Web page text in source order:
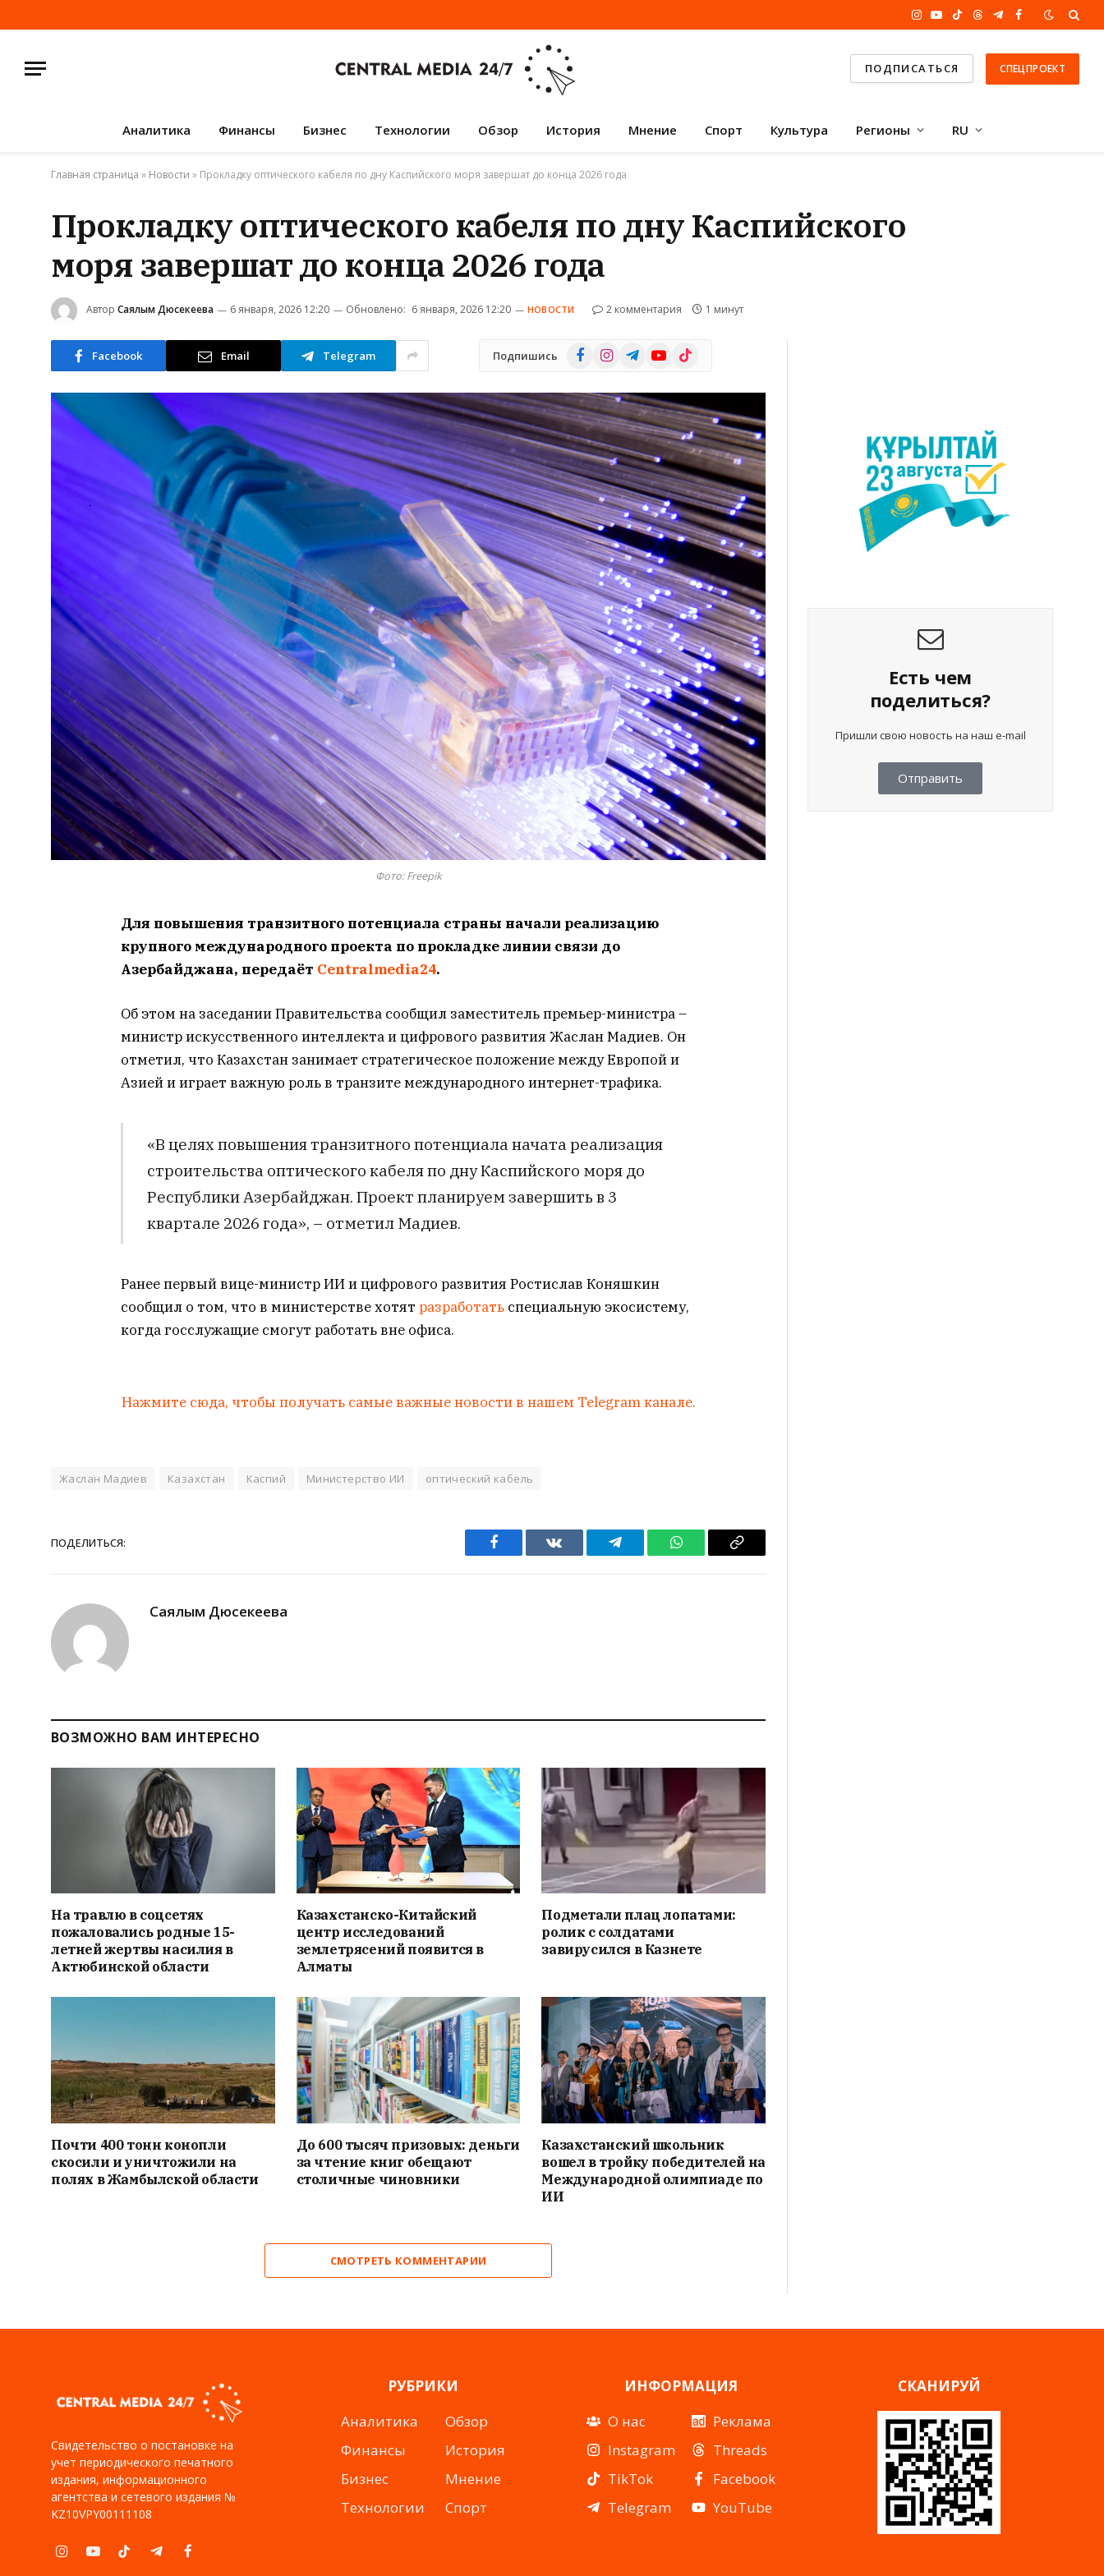
Instagram
YouTube
TikTokThreadsTelegram
Facebook
ПОДПИСАТЬСЯ СПЕЦПРОЕКТ
Аналитика Финансы Бизнес Технологии Обзор История Мнение Спорт Культура Регионы RU
Главная страница » Новости » Прокладку оптического кабеля по дну Каспийского моря завершат до конца 2026 года
Прокладку оптического кабеля по дну Каспийского
моря завершат до конца 2026 года
Автор Саялым Дюсекеева 6 января, 2026 12:20 Обновлено: 6 января, 2026 12:20 НОВОСТИ 2 комментария 1 минут
Facebook Email Telegram Подпишись FacebookInstagramTelegramYouTube
TikTok
Фото: Freepik
Для повышения транзитного потенциала страны начали реализацию
крупного международного проекта по прокладке линии связи до
Азербайджана, передаёт Centralmedia24.
Об этом на заседании Правительства сообщил заместитель премьер-министра –
министр искусственного интеллекта и цифрового развития Жаслан Мадиев. Он
отметил, что Казахстан занимает стратегическое положение между Европой и
Азией и играет важную роль в транзите международного интернет-трафика.
«В целях повышения транзитного потенциала начата реализация
строительства оптического кабеля по дну Каспийского моря до
Республики Азербайджан. Проект планируем завершить в 3
квартале 2026 года», – отметил Мадиев.
Ранее первый вице-министр ИИ и цифрового развития Ростислав Коняшкин
сообщил о том, что в министерстве хотят разработать специальную экосистему,
когда госслужащие смогут работать вне офиса.
Нажмите сюда, чтобы получать самые важные новости в нашем Telegram канале.
Жаслан Мадиев Казахстан Каспий Министерство ИИ оптический кабель
ПОДЕЛИТЬСЯ:
Facebook VKontakteTelegram WhatsAppCopy
Саялым Дюсекеева
ВОЗМОЖНО ВАМ ИНТЕРЕСНО
На травлю в соцсетях
пожаловались родные 15-
летней жертвы насилия в
Актюбинской области
Казахстанско-Китайский
центр исследований
землетрясений появится в
Алматы
Подметали плац лопатами:
ролик с солдатами
завирусился в Казнете
Почти 400 тонн конопли
скосили и уничтожили на
полях в Жамбылской области
До 600 тысяч призовых: деньги
за чтение книг обещают
столичные чиновники
Казахстанский школьник
вошел в тройку победителей на
Международной олимпиаде по
ИИ
СМОТРЕТЬ КОММЕНТАРИИ
Есть чем
поделиться?
Пришли свою новость на наш e-mail
Отправить
Свидетельство о постановке на
учет периодического печатного
издания, информационного
агентства и сетевого издания №
KZ10VPY00111108
InstagramYouTubeTikTokTelegramFacebook
РУБРИКИ
Аналитика
Финансы
Бизнес
Технологии
Обзор
История
Мнение
Спорт
ИНФОРМАЦИЯ
О нас
Instagram
TikTok
Telegram
Реклама
Threads
Facebook
YouTube
СКАНИРУЙ